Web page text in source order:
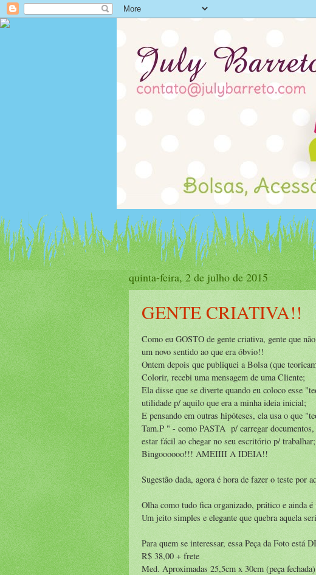
quinta-feira, 2 de julho de 2015
GENTE CRIATIVA!!
Como eu GOSTO de gente criativa, gente que
um novo sentido ao que era óbvio!!
Ontem depois que publiquei a Bolsa (que
Colorir, recebi uma mensagem de uma Cliente;
Ela disse que se diverte quando eu coloco esse
utilidade p/ aquilo que era a minha ideia inicial;
E pensando em outras hipóteses, ela usa o que
Tam.P " - como PASTA p/ carregar
estar fácil ao chegar no seu escritório p/ trabalhar;
Bingoooooo!!! AMEIIII A IDEIA!!
Sugestão dada, agora é hora de fazer o teste
Olha como tudo fica organizado, prático e ainda
Um jeito simples e elegante que quebra aquela
Para quem se interessar, essa Peça da Foto está
R$ 38,00 + frete
Med. Aproximadas 25,5cm x 30cm (peça fechada)